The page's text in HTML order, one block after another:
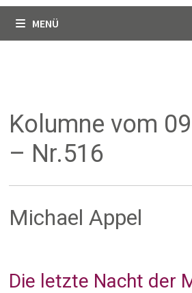
MENÜ
Kolumne vom
– Nr.516
Michael Appel
Die letzte Nacht der